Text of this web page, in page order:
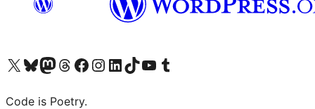
ຢ້ຽມຊົມບັນຊີ X (ຊື່ເກົ່າ Twitter) ຂອງພວກເຮົາຢ້ຽມຊົມບັນຊີ Bluesky ຂອງພວກເຮົາຢ້ຽມຊົມບັນຊີ Mastodon ຂອງພວກເຮົາຢ້ຽມຊົມບັນຊີ Threads ຂອງພວກເຮົາຢ້ຽມຊົມໜ້າ Facebook ຂອງພວກເຮົາຢ້ຽມຊົມບັນຊີ Instagram ຂອງພວກເຮົາຢ້ຽມຊົມບັນຊີ LinkedIn ຂອງພວກເຮົາຢ້ຽມຊົມບັນຊີ TikTok ຂອງພວກເຮົາຢ້ຽມຊົມຊ່ອງ YouTube ຂອງພວກເຮົາຢ້ຽມຊົມບັນຊີ Tumblr ຂອງພວກເຮົາ
Code is Poetry.